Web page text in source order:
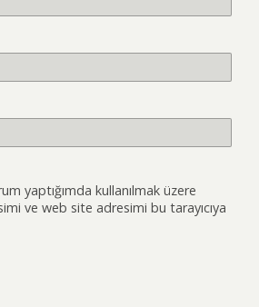
yaptığımda kullanılmak üzere
ve web site adresimi bu tarayıcıya